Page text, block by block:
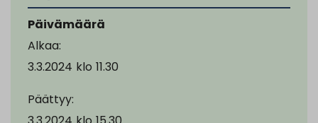
Päivämäärä
Alkaa:
3.3.2024 klo 11.30
Päättyy: